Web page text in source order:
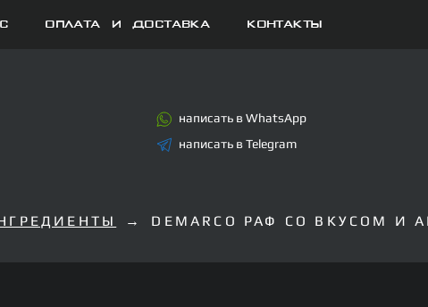
Оплата и доставка Контакты
написать в WhatsApp
написать в Telegram
DEMARCO РАФ СО ВКУСОМ И